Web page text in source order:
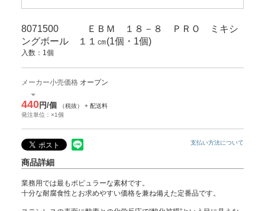
8071500 ＥＢＭ １８－８ ＰＲＯ ミキシ
ングボール １１㎝(1個・1個)
入数：1個
メーカー小売価格 オープン
440円/個
（税抜） + 配送料
発注単位：×1個
支払い方法について
商品詳細
業務用では最もポピュラーな素材です。
十分な耐腐食性とお求めやすい価格を兼ね備えた定番品です。